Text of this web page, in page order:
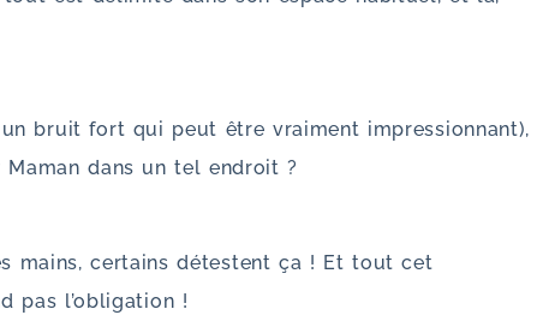
un bruit fort qui peut être vraiment impressionnant),
dans un tel endroit ?
mains, certains détestent ça ! Et tout cet
pas l’obligation !